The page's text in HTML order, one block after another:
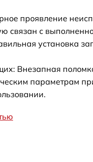
проявление
связан с
установка
Внезапная
параметрам